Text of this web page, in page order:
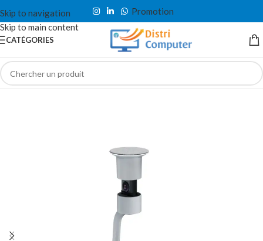
Skip to navigation
Skip to main content
Promotion
CATÉGORIES